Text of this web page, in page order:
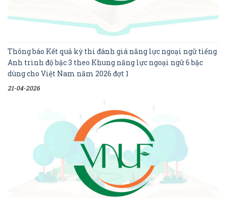
Thông báo Kết quả kỳ thi đánh giá năng lực ngoại ngữ tiếng
Anh trình độ bậc 3 theo Khung năng lực ngoại ngữ 6 bậc
dùng cho Việt Nam năm 2026 đợt 1
21-04-2026